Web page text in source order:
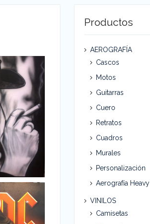
Productos
AEROGRAFÍA
Cascos
Motos
Guitarras
Cuero
Retratos
Cuadros
Murales
Personalización
Aerografía Heavy
VINILOS
Camisetas